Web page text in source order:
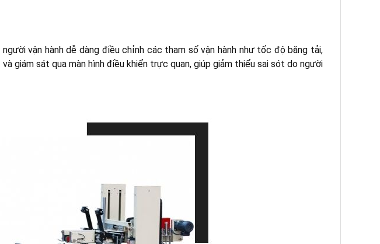
vận hành dễ dàng điều chỉnh các tham số vận hành như tốc độ băng tải,
giám sát qua màn hình điều khiển trực quan, giúp giảm thiểu sai sót do người